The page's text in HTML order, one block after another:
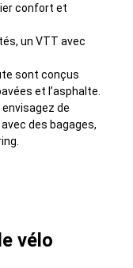
confort et
un VTT avec
sont conçus
et l’asphalte.
envisagez de
des bagages,
vélo